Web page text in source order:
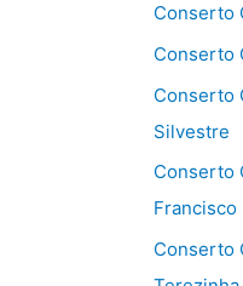
Conserto
Conserto
Conserto
Silvestre
Conserto
Francisco
Conserto